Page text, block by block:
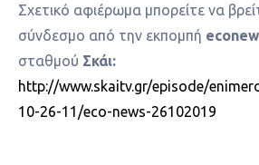
Σχετικό αφιέρωμα μπορείτε να
σύνδεσμο από την εκπομπή
σταθμού Σκάι:
http://www.skaitv.gr/episode/
10-26-11/eco-news-26102019